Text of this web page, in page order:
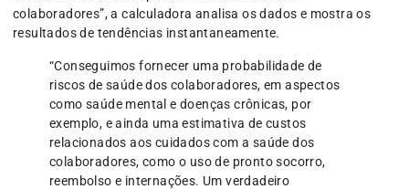
colaboradores”, a calculadora analisa os dados e mostra os
resultados de tendências instantaneamente.
“Conseguimos fornecer uma probabilidade de
riscos de saúde dos colaboradores, em aspectos
como saúde mental e doenças crônicas, por
exemplo, e ainda uma estimativa de custos
relacionados aos cuidados com a saúde dos
colaboradores, como o uso de pronto socorro,
reembolso e internações. Um verdadeiro